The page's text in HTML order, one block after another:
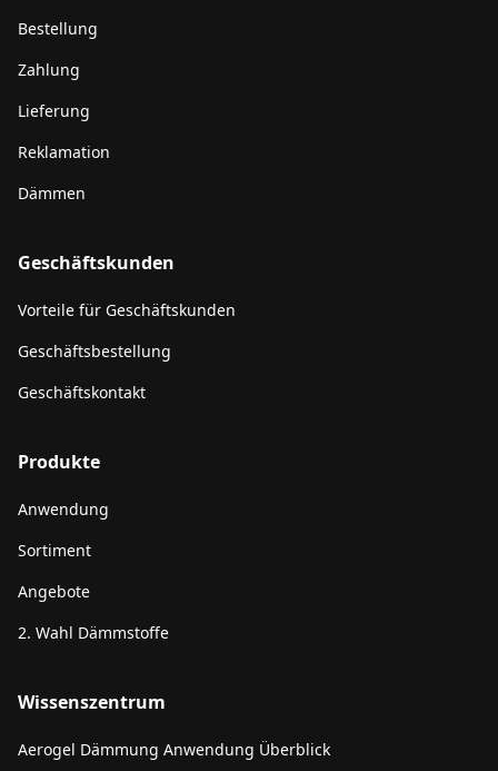
Bestellung
Zahlung
Lieferung
Reklamation
Dämmen
Geschäftskunden
Vorteile für Geschäftskunden
Geschäftsbestellung
Geschäftskontakt
Produkte
Anwendung
Sortiment
Angebote
2. Wahl Dämmstoffe
Wissenszentrum
Aerogel Dämmung Anwendung Überblick